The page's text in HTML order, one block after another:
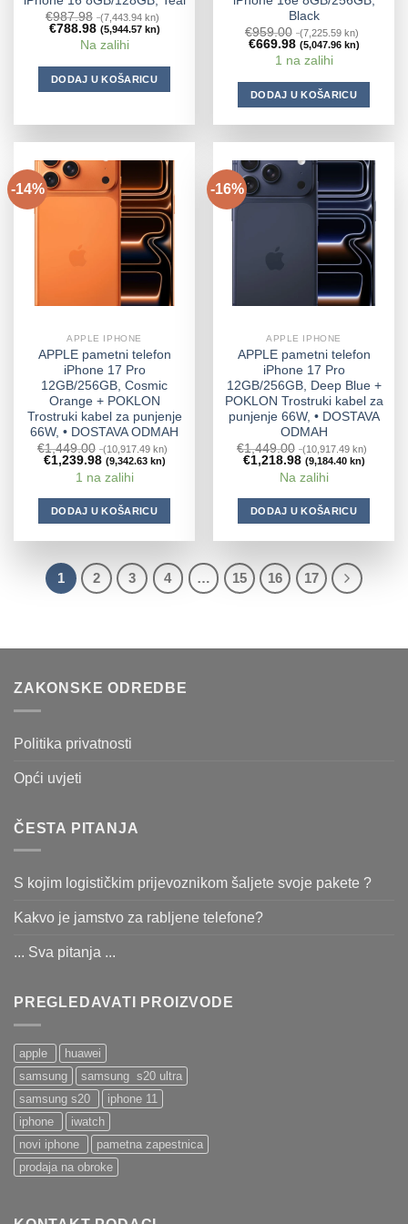
€987.98 (7,443.94 kn)
€788.98 (5,944.57 kn)
Na zalihi
DODAJ U KOŠARICU
Black
€959.00 (7,225.59 kn)
€669.98 (5,047.96 kn)
1 na zalihi
DODAJ U KOŠARICU
-14%
APPLE IPHONE
APPLE pametni telefon
iPhone 17 Pro
12GB/256GB, Cosmic
Orange + POKLON
Trostruki kabel za punjenje
66W, • DOSTAVA ODMAH
€1,449.00 (10,917.49 kn)
€1,239.98 (9,342.63 kn)
1 na zalihi
DODAJ U KOŠARICU
-16%
APPLE IPHONE
APPLE pametni telefon
iPhone 17 Pro
12GB/256GB, Deep Blue +
POKLON Trostruki kabel za
punjenje 66W, • DOSTAVA
ODMAH
€1,449.00 (10,917.49 kn)
€1,218.98 (9,184.40 kn)
Na zalihi
DODAJ U KOŠARICU
1 2 3 4 … 15 16 17
ZAKONSKE ODREDBE
Politika privatnosti
Opći uvjeti
ČESTA PITANJA
S kojim logističkim prijevoznikom šaljete svoje pakete ?
Kakvo je jamstvo za rabljene telefone?
... Sva pitanja ...
PREGLEDAVATI PROIZVODE
apple
huawei
samsung
samsung s20 ultra
samsung s20
iphone 11
iphone
iwatch
novi iphone
pametna zapestnica
prodaja na obroke